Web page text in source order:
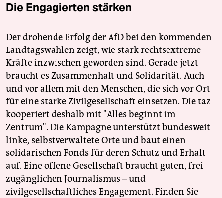
Die Engagierten stärken
Der drohende Erfolg der AfD bei den kommenden
Landtagswahlen zeigt, wie stark rechtsextreme
Kräfte inzwischen geworden sind. Gerade jetzt
braucht es Zusammenhalt und Solidarität. Auch
und vor allem mit den Menschen, die sich vor Ort
für eine starke Zivilgesellschaft einsetzen. Die taz
kooperiert deshalb mit "Alles beginnt im
Zentrum". Die Kampagne unterstützt bundesweit
linke, selbstverwaltete Orte und baut einen
solidarischen Fonds für deren Schutz und Erhalt
auf. Eine offene Gesellschaft braucht guten, frei
zugänglichen Journalismus – und
zivilgesellschaftliches Engagement. Finden Sie